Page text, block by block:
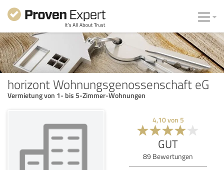
horizont Wohnungsgenossenschaft eG
Vermietung von 1- bis 5-Zimmer-Wohnungen
4,10von 5
GUT
89 Bewertungen